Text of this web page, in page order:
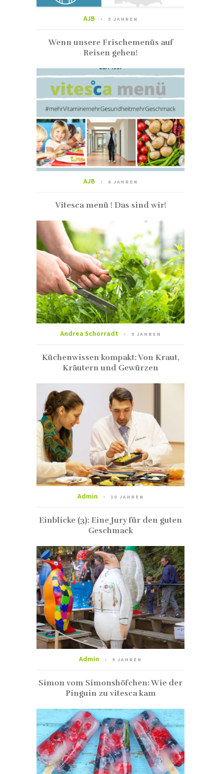
AJB 5 JAHREN
Wenn unsere Frischemenüs auf
Reisen gehen!
AJB 6 JAHREN
Vitesca menü ! Das sind wir!
Andrea Schorradt 9 JAHREN
Küchenwissen kompakt: Von Kraut,
Kräutern und Gewürzen
Admin 10 JAHREN
Einblicke (3): Eine Jury für den guten
Geschmack
Admin 9 JAHREN
Simon vom Simonshöfchen: Wie der
Pinguin zu vitesca kam